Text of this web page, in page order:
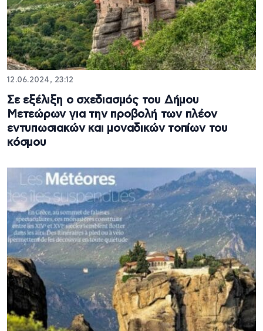
12.06.2024, 23:12
Σε εξέλιξη ο σχεδιασμός του Δήμου
Μετεώρων για την προβολή των πλέον
εντυπωσιακών και μοναδικών τοπίων του
κόσμου